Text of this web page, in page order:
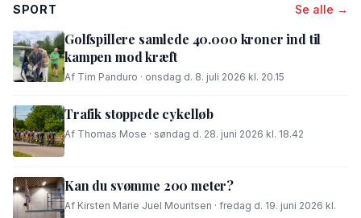
SPORT Se alle →
Golfspillere samlede 40.000 kroner ind til
kampen mod kræft
Af Tim Panduro · onsdag d. 8. juli 2026 kl. 20.15
Trafik stoppede cykelløb
Af Thomas Mose · søndag d. 28. juni 2026 kl. 18.42
Kan du svømme 200 meter?
Af Kirsten Marie Juel Mouritsen · fredag d. 19. juni 2026 kl.